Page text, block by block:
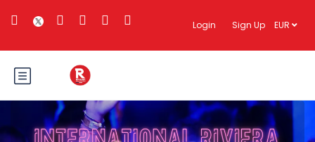
Login Sign Up EUR